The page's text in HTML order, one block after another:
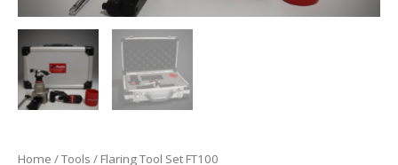
Home /Tools / Flaring Tool Set FT100